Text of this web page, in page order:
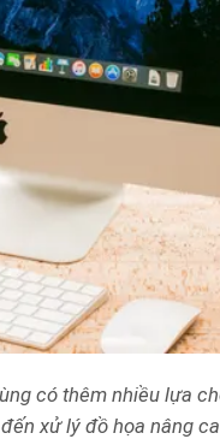
có thêm nhiều lựa
xử lý đồ họa nâng